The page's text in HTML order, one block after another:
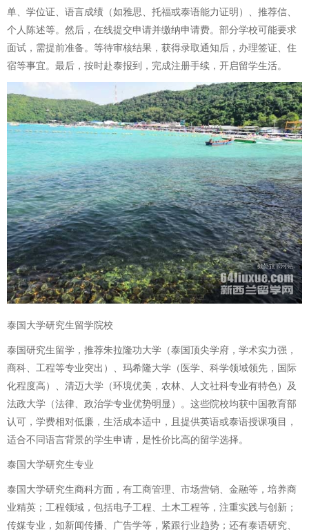
单、学位证、语言成绩（如雅思、托福或泰语能力证明）、推荐信、
个人陈述等。然后，在线提交申请并缴纳申请费。部分学校可能要求
面试，需提前准备。等待审核结果，获得录取通知后，办理签证、住
宿等事宜。最后，按时赴泰报到，完成注册手续，开启留学生活。
泰国大学研究生留学院校
泰国研究生留学，推荐朱拉隆功大学（泰国顶尖学府，学术实力强，
商科、工程等专业突出）、玛希隆大学（医学、科学领域领先，国际
化程度高）、清迈大学（环境优美，农林、人文社科专业有特色）及
法政大学（法律、政治学专业优势明显）。这些院校均获中国教育部
认可，学费相对低廉，生活成本适中，且提供英语或泰语授课项目，
适合不同语言背景的学生申请，是性价比高的留学选择。
泰国大学研究生专业
泰国大学研究生商科方面，有工商管理、市场营销、金融等，培养商
业精英；工程领域，包括电子工程、土木工程等，注重实践与创新；
传媒专业，如新闻传播、广告学等，紧跟行业趋势；还有泰语研究、